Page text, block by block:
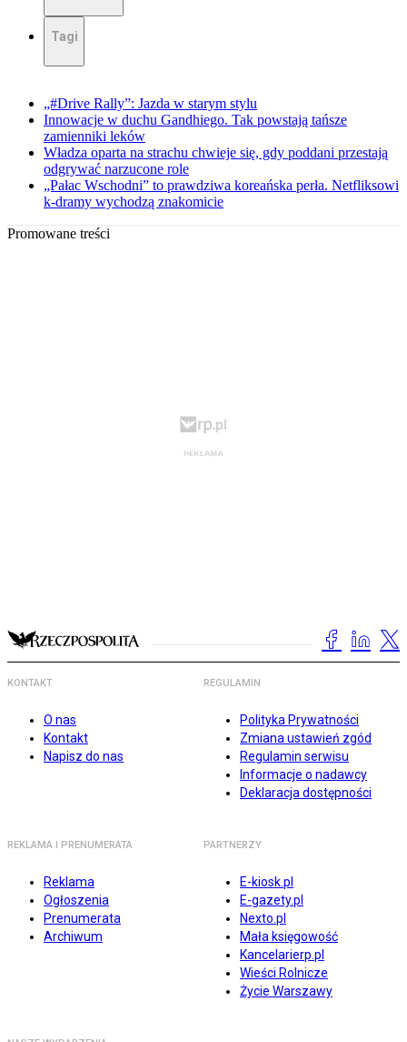
Tagi
„#Drive Rally”: Jazda w starym stylu
Innowacje w duchu Gandhiego. Tak powstają tańsze
zamienniki leków
Władza oparta na strachu chwieje się, gdy poddani przestają
odgrywać narzucone role
„Pałac Wschodni” to prawdziwa koreańska perła. Netfliksowi
k-dramy wychodzą znakomicie
Promowane treści
KONTAKT
O nas
Kontakt
Napisz do nas
REGULAMIN
Polityka Prywatności
Zmiana ustawień zgód
Regulamin serwisu
Informacje o nadawcy
Deklaracja dostępności
REKLAMA I PRENUMERATA
Reklama
Ogłoszenia
Prenumerata
Archiwum
PARTNERZY
E-kiosk.pl
E-gazety.pl
Nexto.pl
Mała księgowość
Kancelarierp.pl
Wieści Rolnicze
Życie Warszawy